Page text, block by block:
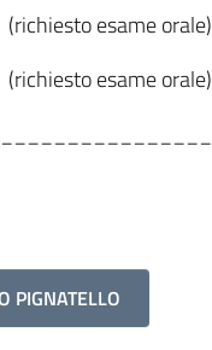
esame orale)
esame orale)
PIGNATELLO